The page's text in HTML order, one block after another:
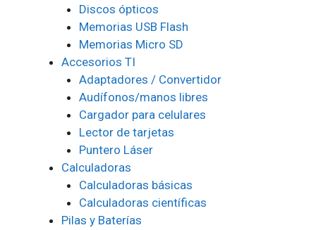
Discos ópticos
Memorias USB Flash
Memorias Micro SD
Accesorios TI
Adaptadores / Convertidor
Audífonos/manos libres
Cargador para celulares
Lector de tarjetas
Puntero Láser
Calculadoras
Calculadoras básicas
Calculadoras científicas
Pilas y Baterías